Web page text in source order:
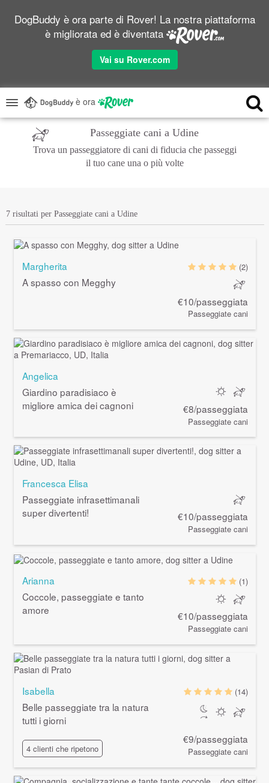
DogBuddy è ora parte di Rover! La nostra piattaforma
è migliorata ed è diventata
Vai su Rover.com
è ora
Passeggiate cani a Udine
Trova un passeggiatore di cani di fiducia che passeggi
il tuo cane una o più volte
7 risultati per Passeggiate cani a Udine
Margherita
A spasso con Megghy
(2)
€10/passeggiata
Passeggiate cani
Angelica
Giardino paradisiaco è
migliore amica dei cagnoni
€8/passeggiata
Passeggiate cani
Francesca Elisa
Passeggiate infrasettimanali
super divertenti!
€10/passeggiata
Passeggiate cani
Arianna
Coccole, passeggiate e tanto
amore
(1)
€10/passeggiata
Passeggiate cani
Isabella
Belle passeggiate tra la natura
tutti i giorni
4 clienti che ripetono
(14)
€9/passeggiata
Passeggiate cani